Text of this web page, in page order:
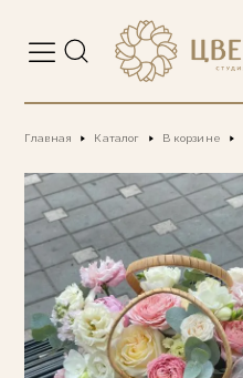
Главная Каталог В корзине